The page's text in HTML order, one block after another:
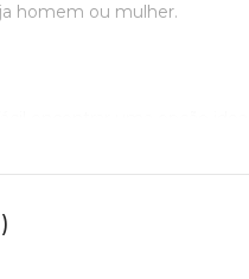
homem ou mulher.